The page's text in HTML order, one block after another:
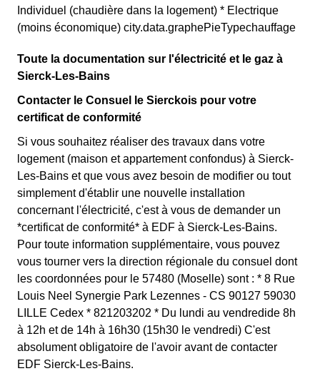
Individuel (chaudière dans la logement) * Electrique
(moins économique) city.data.graphePieTypechauffage
Toute la documentation sur l'électricité et le gaz à
Sierck-Les-Bains
Contacter le Consuel le Sierckois pour votre
certificat de conformité
Si vous souhaitez réaliser des travaux dans votre
logement (maison et appartement confondus) à Sierck-
Les-Bains et que vous avez besoin de modifier ou tout
simplement d'établir une nouvelle installation
concernant l'électricité, c'est à vous de demander un
*certificat de conformité* à EDF à Sierck-Les-Bains.
Pour toute information supplémentaire, vous pouvez
vous tourner vers la direction régionale du consuel dont
les coordonnées pour le 57480 (Moselle) sont : * 8 Rue
Louis Neel Synergie Park Lezennes - CS 90127 59030
LILLE Cedex * 821203202 * Du lundi au vendredide 8h
à 12h et de 14h à 16h30 (15h30 le vendredi) C'est
absolument obligatoire de l'avoir avant de contacter
EDF Sierck-Les-Bains.